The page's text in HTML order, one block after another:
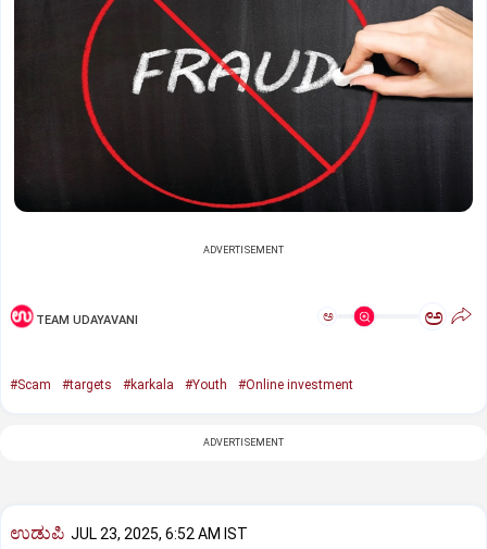
ADVERTISEMENT
TEAM UDAYAVANI ಅ ಅ
#Scam #targets #karkala #Youth #Online investment
ADVERTISEMENT
ಉಡುಪಿ JUL 23, 2025, 6:52 AM IST